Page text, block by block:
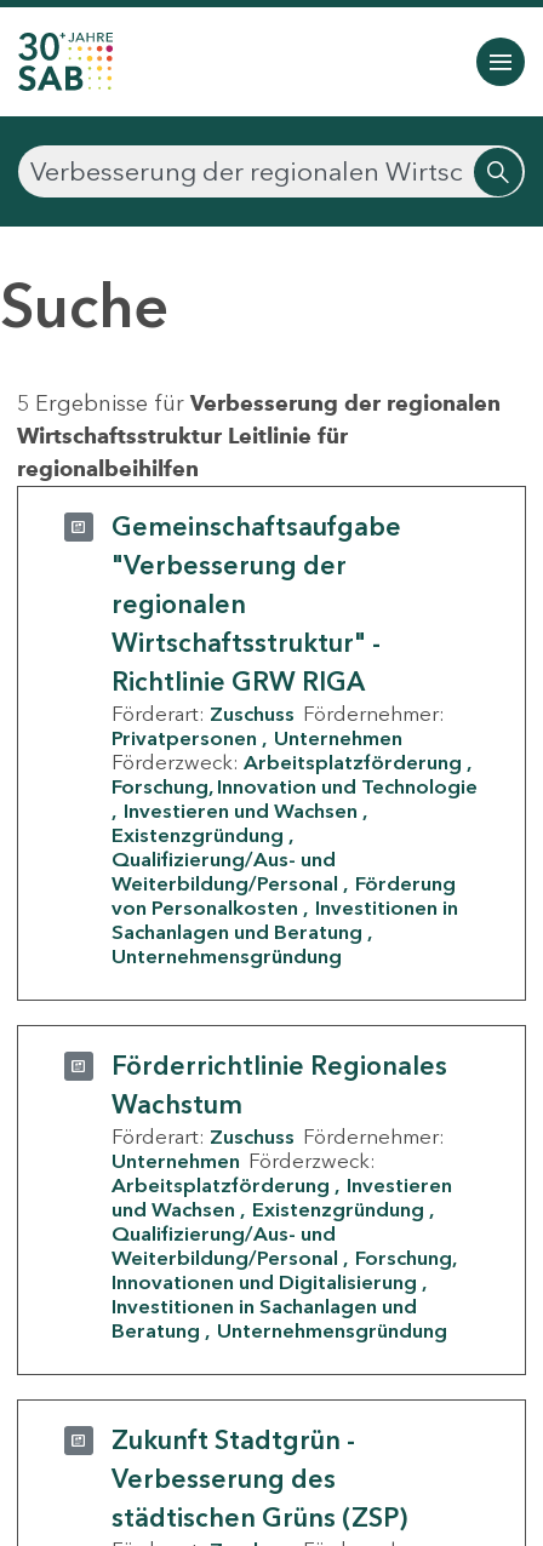
Suche
5 Ergebnisse für Verbesserung der regionalen
Wirtschaftsstruktur Leitlinie für
regionalbeihilfen
Gemeinschaftsaufgabe
"Verbesserung der
regionalen
Wirtschaftsstruktur" -
Richtlinie GRW RIGA
Förderart: Zuschuss Fördernehmer:
Privatpersonen
Unternehmen
Förderzweck: Arbeitsplatzförderung
Forschung, Innovation und Technologie
Investieren und Wachsen
Existenzgründung
Qualifizierung/Aus- und
Weiterbildung/Personal
Förderung
von Personalkosten
Investitionen in
Sachanlagen und Beratung
Unternehmensgründung
Förderrichtlinie Regionales
Wachstum
Förderart: Zuschuss Fördernehmer:
Unternehmen Förderzweck:
Arbeitsplatzförderung
Investieren
und Wachsen
Existenzgründung
Qualifizierung/Aus- und
Weiterbildung/Personal
Forschung,
Innovationen und Digitalisierung
Investitionen in Sachanlagen und
Beratung
Unternehmensgründung
Zukunft Stadtgrün -
Verbesserung des
städtischen Grüns (ZSP)